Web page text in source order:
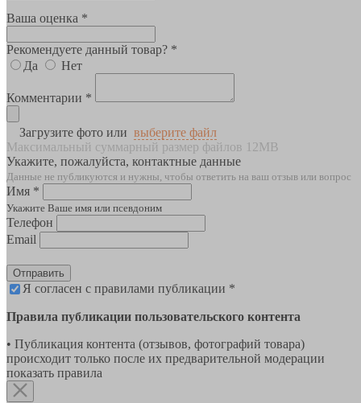
Ваша оценка *
Рекомендуете данный товар? *
Да
Нет
Комментарии *
Загрузите фото или выберите файл
Максимальный суммарный размер файлов 12MB
Укажите, пожалуйста, контактные данные
Данные не публикуются и нужны, чтобы ответить на ваш отзыв или вопрос
Имя *
Укажите Ваше имя или псевдоним
Телефон
Email
Отправить
Я согласен с правилами публикации *
Правила публикации пользовательского контента
• Публикация контента (отзывов, фотографий товара)
происходит только после их предварительной модерации
показать правила